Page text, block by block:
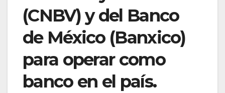
(CNBV) y del Banco
de México (Banxico)
para operar como
banco en el país.